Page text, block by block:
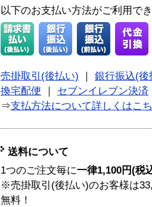
以下のお支払い方法がご利用で
売掛取引(後払い)
銀行振込(後
換宅配便
セブンイレブン決済
⇒支払方法について詳しくはこ
送料について
1つのご注文毎に一律1,100円(税
※売掛取引(後払い)のお客様は
無料！